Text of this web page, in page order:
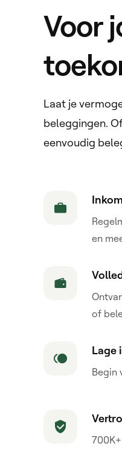
Voor
Laat je
beleggingen.
eenvoudig
en
of
Lage
Begin